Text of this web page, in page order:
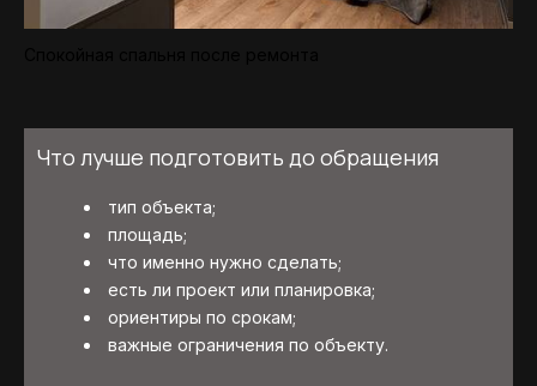
Что лучше подготовить до обращения
тип объекта;
площадь;
что именно нужно сделать;
есть ли проект или планировка;
ориентиры по срокам;
важные ограничения по объекту.